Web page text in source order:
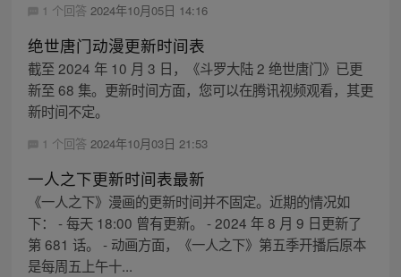
1 个回答 2024年10月05日 14:16
绝世唐门动漫更新时间表
截至 2024 年 10 月 3 日，《斗罗大陆 2 绝世唐门》已更
新至 68 集。更新时间方面，您可以在腾讯视频观看，其更
新时间不定。
1 个回答 2024年10月03日 21:53
一人之下更新时间表最新
《一人之下》漫画的更新时间并不固定。近期的情况如
下： - 每天 18:00 曾有更新。 - 2024 年 8 月 9 日更新了
第 681 话。 - 动画方面，《一人之下》第五季开播后原本
是每周五上午十...